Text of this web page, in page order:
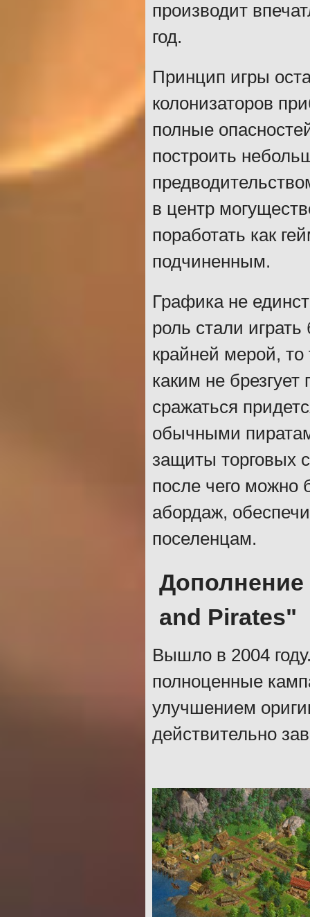
производит
год.
Принцип игры
колонизаторов
полные
построить
в центр
поработать как
подчиненным.
Графика не
роль стали
крайней мерой, то
каким не
сражаться
обычными
защиты торговых
после чего можно
абордаж,
поселенцам.
Дополнение
and Pirates"
Вышло в 2004
полноценные
улучшением
действительно